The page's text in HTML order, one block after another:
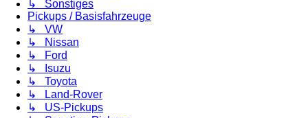
↳ Sonstiges
Pickups / Basisfahrzeuge
↳ VW
↳ Nissan
↳ Ford
↳ Isuzu
↳ Toyota
↳ Land-Rover
↳ US-Pickups